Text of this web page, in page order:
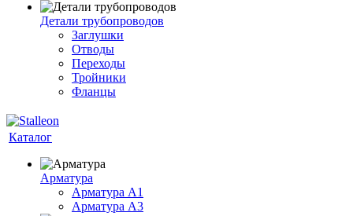
Детали трубопроводов
Заглушки
Отводы
Переходы
Тройники
Фланцы
Каталог
Арматура
Арматура A1
Арматура А3